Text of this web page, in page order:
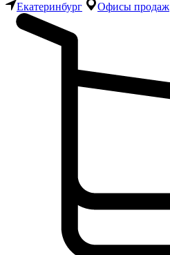
Екатеринбург Офисы продаж